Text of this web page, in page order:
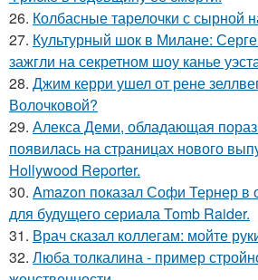
26. Колбасные тарелочки с сырной
27. Культурный шок в Милане:
зажгли на секретном шоу канье
28. Джим керри ушел от рене
Волочковой?
29. Алекса Деми, обладающая
появилась на страницах нового
Hollywood Reporter.
30. Amazon показал Софи Тернер в
для будущего сериала Tomb Raider.
31. Врач сказал коллегам: мойте
32. Люба толкалина - пример